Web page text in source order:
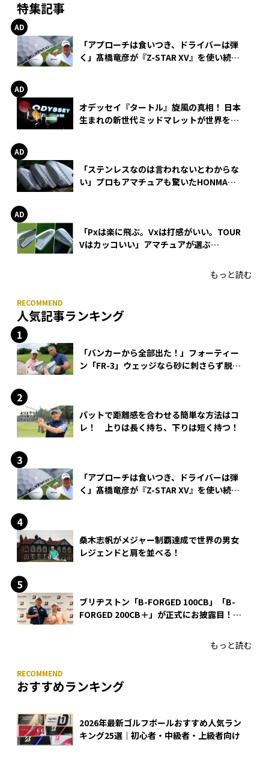
特集記事
「アプローチは食いつき、ドライバーは弾
く」髙橋竜彦が『Z-STAR XV』を使い続け
オデッセイ『タートル』旋風の真相！ 日本
生まれの新世代ミッドマレットが世界を席
「ステンレスなのは言われないとわからな
い」プロもアマチュアも驚いたHONMA
「Pxは楽に飛ぶ。Vxは打感がいい。TOUR
Vはカッコいい」アマチュアが選ぶ
もっと読む
人気記事ランキング
「バンカーから全部出た！」フォーティー
ン「FR-3」ウェッジなら砂に刺さらず脱出
パットで距離感を合わせる簡単な方法はコ
レ！ 上りは長く持ち、下りは短く持つ！
「アプローチは食いつき、ドライバーは弾
く」髙橋竜彦が『Z-STAR XV』を使い続け
桑木志帆がメジャー制覇達成で世界の男女
レジェンドと肩を並べる！
ブリヂストン「B-FORGED 100CB」「B-
FORGED 200CB＋」が正式にお披露目！
もっと読む
おすすめランキング
2026年最新ゴルフボールおすすめ人気ラン
キング25選｜初心者・中級者・上級者向け